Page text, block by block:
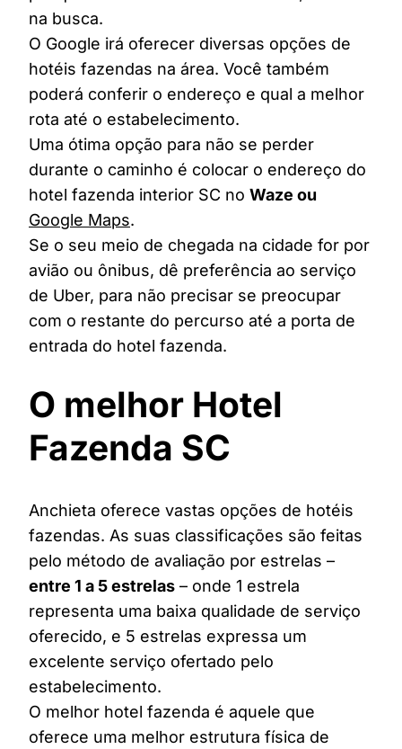
na busca.
O Google irá oferecer diversas opções de
hotéis fazendas na área. Você também
poderá conferir o endereço e qual a melhor
rota até o estabelecimento.
Uma ótima opção para não se perder
durante o caminho é colocar o endereço do
hotel fazenda interior SC no Waze ou
Google Maps.
Se o seu meio de chegada na cidade for por
avião ou ônibus, dê preferência ao serviço
de Uber, para não precisar se preocupar
com o restante do percurso até a porta de
entrada do hotel fazenda.
O melhor Hotel
Fazenda SC
Anchieta oferece vastas opções de hotéis
fazendas. As suas classificações são feitas
pelo método de avaliação por estrelas –
entre 1 a 5 estrelas – onde 1 estrela
representa uma baixa qualidade de serviço
oferecido, e 5 estrelas expressa um
excelente serviço ofertado pelo
estabelecimento.
O melhor hotel fazenda é aquele que
oferece uma melhor estrutura física de